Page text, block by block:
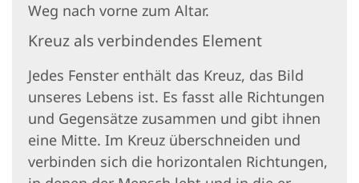
Weg nach vorne zum Altar.
Kreuz als verbindendes Element
Jedes Fenster enthält das Kreuz, das Bild
unseres Lebens ist. Es fasst alle Richtungen
und Gegensätze zusammen und gibt ihnen
eine Mitte. Im Kreuz überschneiden und
verbinden sich die horizontalen Richtungen,